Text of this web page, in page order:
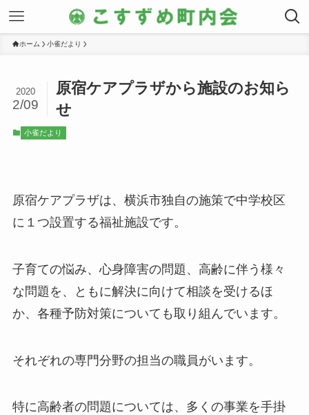
ホーム 小雀だより
原宿ケアプラザから施設のお知ら
せ
2020
2/09
小雀だより
原宿ケアプラザは、横浜市独自の施策で中学校区
に１つ設置する福祉施設です。
子育ての悩み、心身障害の問題、高齢に伴う様々
な問題を、ともに解決に向けて相談を受けるほ
か、各種予防対策についても取り組んでいます。
それぞれの専門分野の担当の職員がいます。
特に高齢者の問題については、多くの事業を手掛